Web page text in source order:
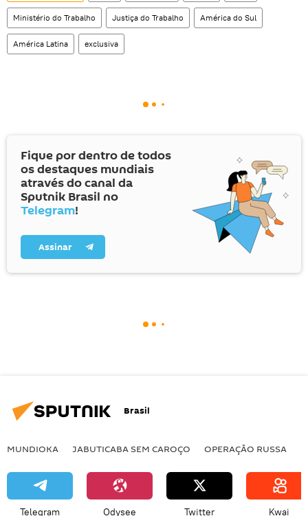
Ministério do Trabalho Justiça do Trabalho América do Sul
América Latina exclusiva
Fique por dentro de todos
os destaques mundiais
através do canal da
Sputnik Brasil no
Telegram!
Assinar
Brasil
MUNDIOKA JABUTICABA SEM CAROÇO OPERAÇÃO RUSSA
Telegram Odysee Twitter Kwai